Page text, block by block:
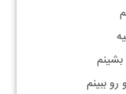
ببینم